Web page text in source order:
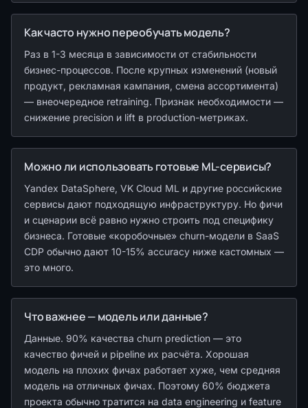
Как часто нужно переобучать модель?
Раз в 1-3 месяца в зависимости от стабильности
бизнес-процессов. После крупных изменений (новый
продукт, рекламная кампания, смена ассортимента)
— внеочередное retraining. Признак необходимости —
снижение precision и lift в production-метриках.
Можно ли использовать готовые ML-сервисы?
Yandex DataSphere, VK Cloud ML и другие российские
сервисы дают подходящую инфраструктуру. Но фичи
и сценарии всё равно нужно строить под специфику
бизнеса. Готовые «коробочные» churn-модели в SaaS
CDP обычно дают 10-15% accuracy ниже кастомных —
это много.
Что важнее — модель или данные?
Данные. 90% качества churn prediction — это
качество фичей и pipeline их расчёта. Хорошая
модель на плохих фичах работает хуже, чем средняя
модель на отличных фичах. Поэтому 60% бюджета
проекта обычно тратится на data engineering и feature